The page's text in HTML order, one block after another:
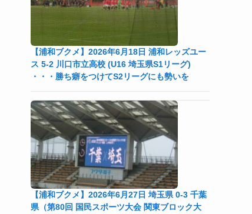
【浦和ブクメ】2026年6月18日 浦和レッズユー
ス 5-2 川口市立高校 (U16 埼玉県S1リーグ)
・・・勝ち癖をつけてS2リーグにも勢いを
【浦和ブクメ】2026年6月27日 埼玉県 0-3 千葉
県（第80回 国民スポーツ大会 関東ブロック大